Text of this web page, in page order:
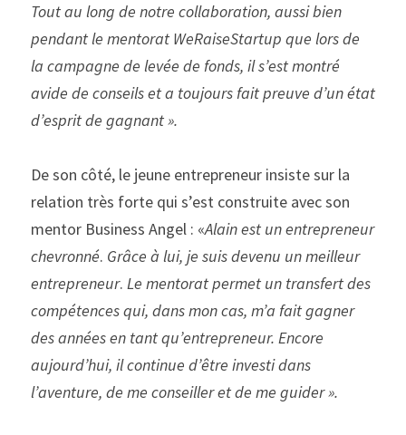
Tout au long de notre collaboration, aussi bien
pendant le mentorat WeRaiseStartup que lors de
la campagne de levée de fonds, il s’est montré
avide de conseils et a toujours fait preuve d’un état
d’esprit de gagnant ».
De son côté, le jeune entrepreneur insiste sur la
relation très forte qui s’est construite avec son
mentor Business Angel : «Alain est un entrepreneur
chevronné. Grâce à lui, je suis devenu un meilleur
entrepreneur. Le mentorat permet un transfert des
compétences qui, dans mon cas, m’a fait gagner
des années en tant qu’entrepreneur. Encore
aujourd’hui, il continue d’être investi dans
l’aventure, de me conseiller et de me guider ».